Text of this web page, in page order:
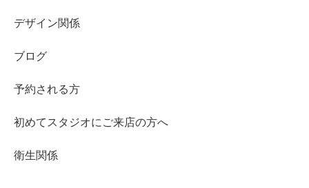
デザイン関係
ブログ
予約される方
初めてスタジオにご来店の方へ
衛生関係